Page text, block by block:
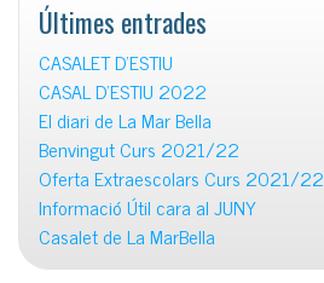
Últimes entrades
CASALET D’ESTIU
CASAL D’ESTIU 2022
El diari de La Mar Bella
Benvingut Curs 2021/22
Oferta Extraescolars Curs 2021/22
Informació Útil cara al JUNY
Casalet de La MarBella